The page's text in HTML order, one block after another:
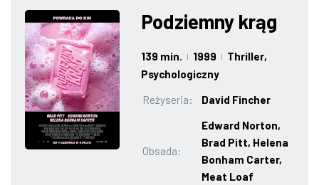
IMPREZY
ROZRYWKA
W KINACH
GASTRONOMIA
Podziemny krąg
139 min. | 1999 | Thriller,
Psychologiczny
Reżyseria:
David Fincher
Obsada:
Edward Norton,
Brad Pitt, Helena
Bonham Carter,
Meat Loaf